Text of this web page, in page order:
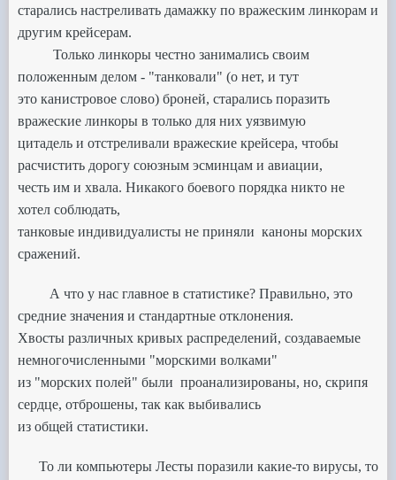
старались настреливать дамажку по вражеским линкорам и
другим крейсерам.
Только линкоры честно занимались своим
положенным делом - "танковали" (о нет, и тут
это канистровое слово) броней, старались поразить
вражеские линкоры в только для них уязвимую
цитадель и отстреливали вражеские крейсера, чтобы
расчистить дорогу союзным эсминцам и авиации,
честь им и хвала. Никакого боевого порядка никто не
хотел соблюдать,
танковые индивидуалисты не приняли каноны морских
сражений.
А что у нас главное в статистике? Правильно, это
средние значения и стандартные отклонения.
Хвосты различных кривых распределений, создаваемые
немногочисленными "морскими волками"
из "морских полей" были проанализированы, но, скрипя
сердце, отброшены, так как выбивались
из общей статистики.
То ли компьютеры Лесты поразили какие-то вирусы, то